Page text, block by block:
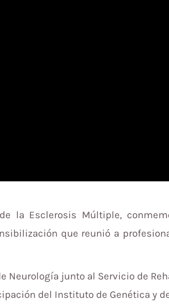
la Esclerosis Múltiple,
que reunió a
Neurología junto al Servicio de
del Instituto de Genética y